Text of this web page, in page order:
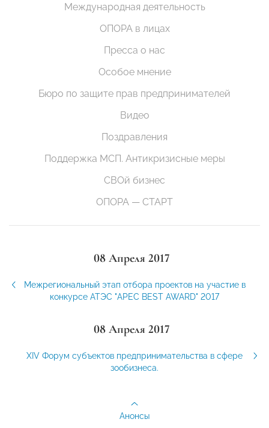
Международная деятельность
ОПОРА в лицах
Пресса о нас
Особое мнение
Бюро по защите прав предпринимателей
Видео
Поздравления
Поддержка МСП. Антикризисные меры
СВОй бизнес
ОПОРА — СТАРТ
08 Апреля 2017
Межрегиональный этап отбора проектов на участие в
конкурсе АТЭС "APEC BEST AWARD" 2017
08 Апреля 2017
XIV Форум субъектов предпринимательства в сфере
зообизнеса.
Анонсы